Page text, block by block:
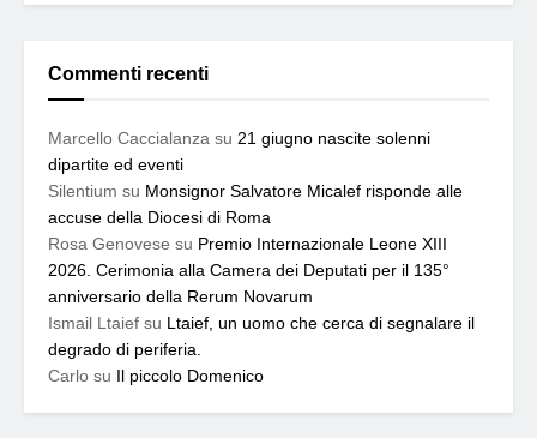
Commenti recenti
Marcello Caccialanza su 21 giugno nascite solenni
dipartite ed eventi
Silentium su Monsignor Salvatore Micalef risponde alle
accuse della Diocesi di Roma
Rosa Genovese su Premio Internazionale Leone XIII
2026. Cerimonia alla Camera dei Deputati per il 135°
anniversario della Rerum Novarum
Ismail Ltaief su Ltaief, un uomo che cerca di segnalare il
degrado di periferia.
Carlo su Il piccolo Domenico